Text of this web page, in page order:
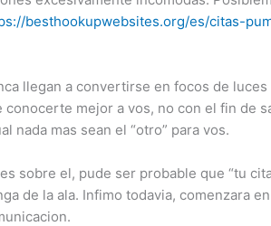
besthookupwebsites.org/es/citas-
llegan a convertirse en focos de
mejor a vos, no con el fin de
nada mas sean el “otro” para vos.
sobre el, pude ser probable que “tu
de la ala. Infimo todavia, comenzara